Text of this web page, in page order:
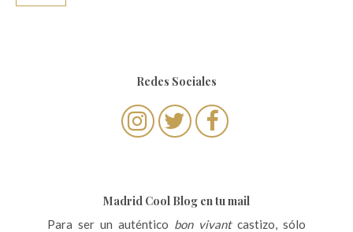
Redes Sociales
Madrid Cool Blog en tu mail
Para ser un auténtico bon vivantcastizo, sólo